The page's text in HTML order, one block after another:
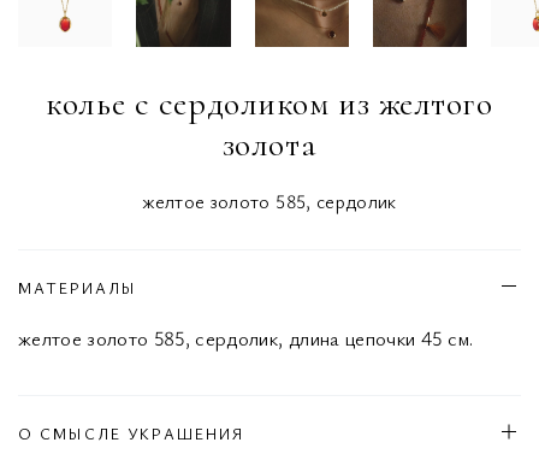
колье с сердоликом из желтого
золота
желтое золото 585, сердолик
МАТЕРИАЛЫ
желтое золото 585, сердолик, длина цепочки 45 см.
О СМЫСЛЕ УКРАШЕНИЯ